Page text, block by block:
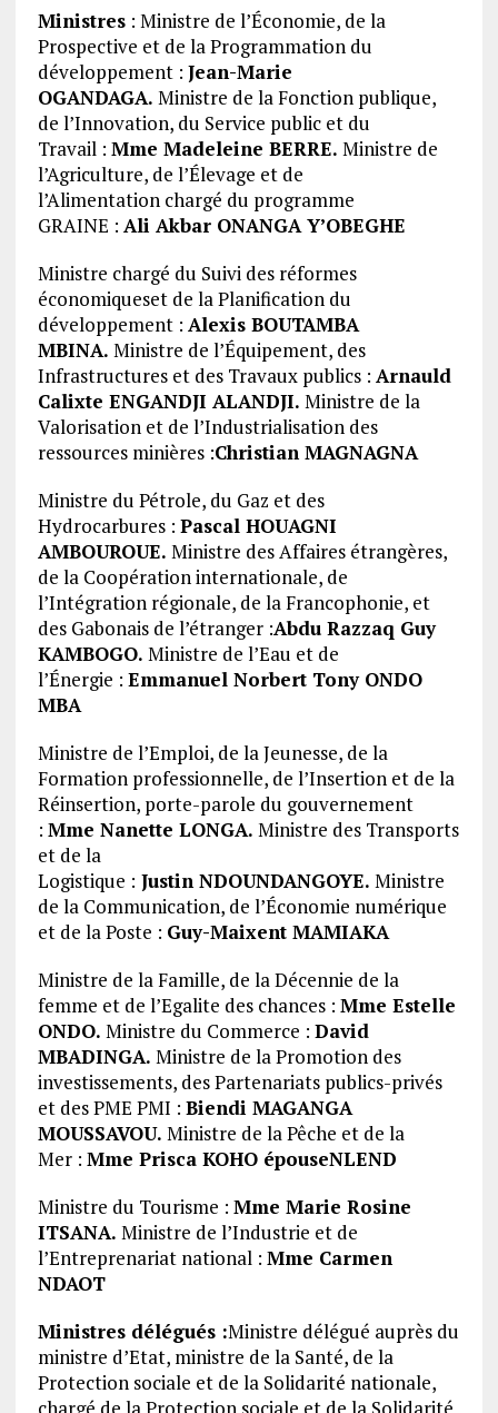
Ministres: Ministre de l’Économie, de la
Prospective et de la Programmation du
développement : Jean-Marie
OGANDAGA. Ministre de la Fonction publique,
de l’Innovation, du Service public et du
Travail : Mme Madeleine BERRE. Ministre de
l’Agriculture, de l’Élevage et de
l’Alimentation chargé du programme
GRAINE : Ali Akbar ONANGA Y’OBEGHE
Ministre chargé du Suivi des réformes
économiqueset de la Planification du
développement : Alexis BOUTAMBA
MBINA. Ministre de l’Équipement, des
Infrastructures et des Travaux publics : Arnauld
Calixte ENGANDJI ALANDJI. Ministre de la
Valorisation et de l’Industrialisation des
ressources minières :Christian MAGNAGNA
Ministre du Pétrole, du Gaz et des
Hydrocarbures : Pascal HOUAGNI
AMBOUROUE. Ministre des Affaires étrangères,
de la Coopération internationale, de
l’Intégration régionale, de la Francophonie, et
des Gabonais de l’étranger :Abdu Razzaq Guy
KAMBOGO. Ministre de l’Eau et de
l’Énergie : Emmanuel Norbert Tony ONDO
MBA
Ministre de l’Emploi, de la Jeunesse, de la
Formation professionnelle, de l’Insertion et de la
Réinsertion, porte-parole du gouvernement
: Mme Nanette LONGA. Ministre des Transports
et de la
Logistique : Justin NDOUNDANGOYE. Ministre
de la Communication, de l’Économie numérique
et de la Poste : Guy-Maixent MAMIAKA
Ministre de la Famille, de la Décennie de la
femme et de l’Egalite des chances : Mme Estelle
ONDO. Ministre du Commerce : David
MBADINGA. Ministre de la Promotion des
investissements, des Partenariats publics-privés
et des PME PMI : Biendi MAGANGA
MOUSSAVOU. Ministre de la Pêche et de la
Mer : Mme Prisca KOHO épouseNLEND
Ministre du Tourisme : Mme Marie Rosine
ITSANA. Ministre de l’Industrie et de
l’Entreprenariat national : Mme Carmen
NDAOT
Ministres délégués :Ministre délégué auprès du
ministre d’Etat, ministre de la Santé, de la
Protection sociale et de la Solidarité nationale,